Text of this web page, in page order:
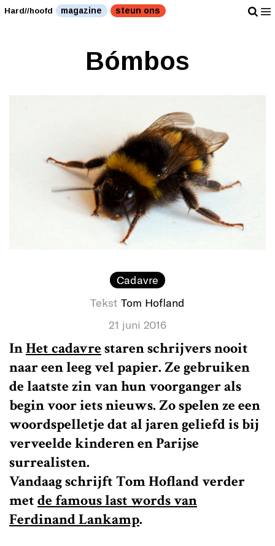
Hard//hoofd magazine steun ons
Bómbos
Cadavre
Tekst Tom Hofland
21 juni 2016
InHet cadavrestaren schrijvers nooit
naar een leeg vel papier. Ze gebruiken
de laatste zin van hun voorganger als
begin voor iets nieuws. Zo spelen ze een
woordspelletje dat al jaren geliefd is bij
verveelde kinderen en Parijse
surrealisten.
Vandaag schrijft Tom Hofland verder
metde famous last words van
Ferdinand Lankamp.